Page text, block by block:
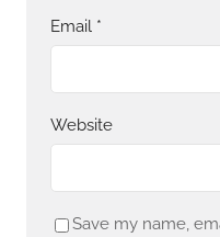
Email *
Website
Save my name,